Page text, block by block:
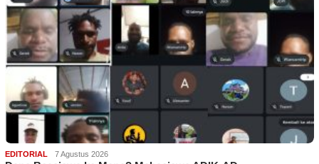
EDITORIAL 7 Agustus 2026